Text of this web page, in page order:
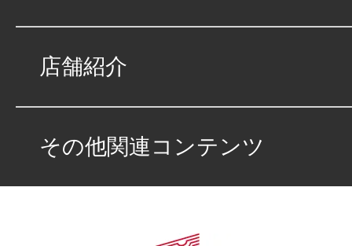
店舗紹介
その他関連コンテンツ